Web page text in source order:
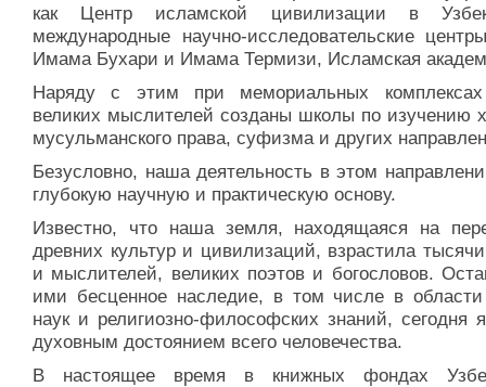
как Центр исламской цивилизации в
международные научно-исследовательские
Имама Бухари и Имама Термизи, Исламская
Наряду с этим при мемориальных
великих мыслителей созданы школы по изучению
мусульманского права, суфизма и других
Безусловно, наша деятельность в этом
глубокую научную и практическую основу.
Известно, что наша земля, находящаяся на
древних культур и цивилизаций, взрастила
и мыслителей, великих поэтов и богословов.
ими бесценное наследие, в том числе в
наук и религиозно-философских знаний, сегодня
духовным достоянием всего человечества.
В настоящее время в книжных фондах